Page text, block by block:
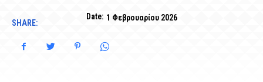
Date: 1 Φεβρουαρίου 2026
SHARE: